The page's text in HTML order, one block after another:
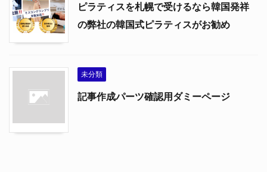
ピラティスを札幌で受けるなら韓国発祥
の弊社の韓国式ピラティスがお勧め
未分類
記事作成パーツ確認用ダミーページ